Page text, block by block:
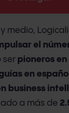
medio,
el
ser pioneros en
en español
business
a más de